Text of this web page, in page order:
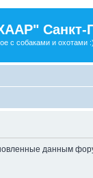
Санкт-
с собаками и охотами
данным